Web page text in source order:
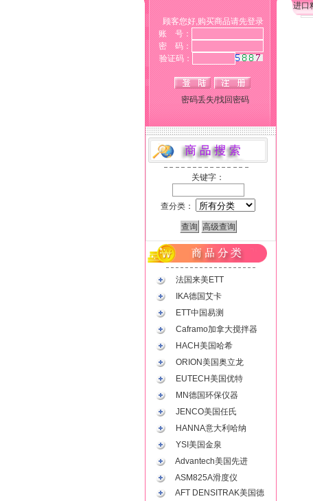
顾客您好,购买商品请先登录
账 号：
密 码：
验证码：
密码丢失/找回密码
关键字：
查分类：
法国来美ETT
IKA德国艾卡
ETT中国易测
Caframo加拿大搅拌器
HACH美国哈希
ORION美国奥立龙
EUTECH美国优特
MN德国环保仪器
JENCO美国任氏
HANNA意大利哈纳
YSI美国金泉
Advantech美国先进
ASM825A滑度仪
AFT DENSITRAK美国德
进口